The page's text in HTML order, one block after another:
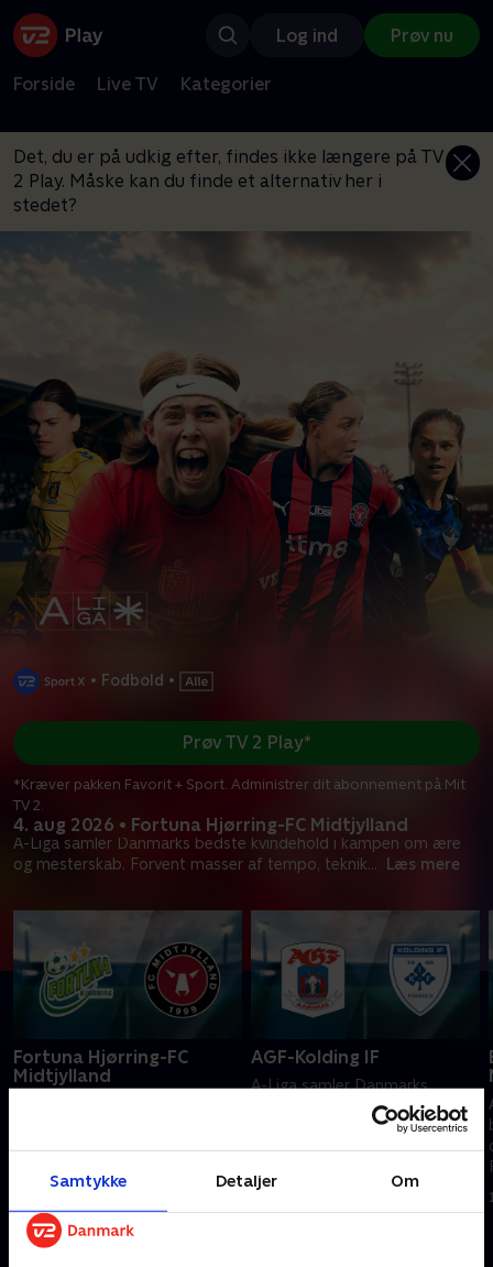
Samtykke Detaljer Om
Log ind Prøv nu
Forside Live TV Kategorier
Det, du er på udkig efter, findes ikke længere på TV
2 Play. Måske kan du finde et alternativ her i
stedet?
• Fodbold •
4. aug 2026 • Fortuna Hjørring-FC Midtjylland
A-Liga samler Danmarks bedste kvindehold i kampen om ære
og mesterskab. Forvent masser af tempo, teknik... Læs mere
Prøv TV 2 Play*
*Kræver pakken Favorit + Sport. Administrer dit abonnement på Mit
TV 2.
Fortuna Hjørring-FC
Midtjylland
teknik og passion, når de
kompromisløse spillere brager
sammen.
AGF-Kolding IF
A-Liga samler Danmarks
bedste kvindehold i kampen
om ære og mesterskab.
Forvent masser af tempo,
kompromisløse spillere brager
sammen.
2. august 2026 • 123 min
Andre så også